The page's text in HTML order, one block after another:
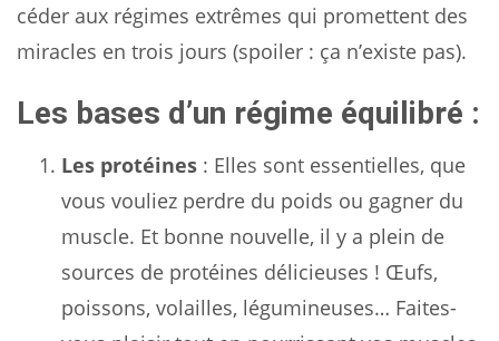
céder aux régimes extrêmes qui promettent des
miracles en trois jours (spoiler : ça n’existe pas).
Les bases d’un régime équilibré :
Les protéines : Elles sont essentielles, que
vous vouliez perdre du poids ou gagner du
muscle. Et bonne nouvelle, il y a plein de
sources de protéines délicieuses ! Œufs,
poissons, volailles, légumineuses… Faites-